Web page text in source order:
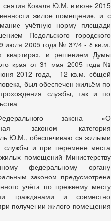
снятия Коваля Ю.М. в июне 2015
жилое помещение, и с
учётную норму площади
Подольского городского
июля 2005 года № 37/4 - 8 кв.м.
квартирах, и решением Думы
края от 31 мая 2005 года №
2012 года, - 12 кв.м. общей
был обеспечен жильём по
службы, так и по
закона «О
законом категория
Ю.М., обеспечиваются жилыми
службы и при перемене места
помещений Министерству
федеральному органу
законом предусмотрена
учёта по прежнему месту
гражданами и совместно
получении жилого помещения